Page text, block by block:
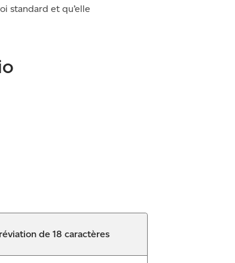
standard et qu’elle
de 18 caractères